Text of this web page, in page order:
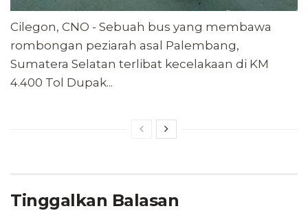
Cilegon, CNO - Sebuah bus yang membawa
rombongan peziarah asal Palembang,
Sumatera Selatan terlibat kecelakaan di KM
4.400 Tol Dupak...
Tinggalkan Balasan